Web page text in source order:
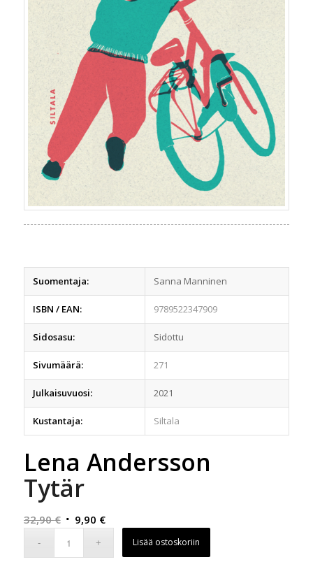
Suomentaja: Sanna Manninen
ISBN / EAN: 9789522347909
Sidosasu: Sidottu
Sivumäärä: 271
Julkaisuvuosi: 2021
Kustantaja: Siltala
Lena Andersson
Tytär
32,90€ Alkuperäinen
9,90 €Nykyinen
Lisää ostoskoriin